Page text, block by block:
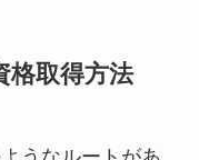
格取得方法